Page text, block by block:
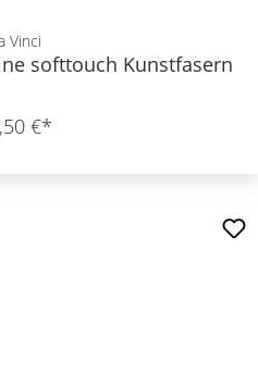
Vinci
softtouch Kunstfasern
€*